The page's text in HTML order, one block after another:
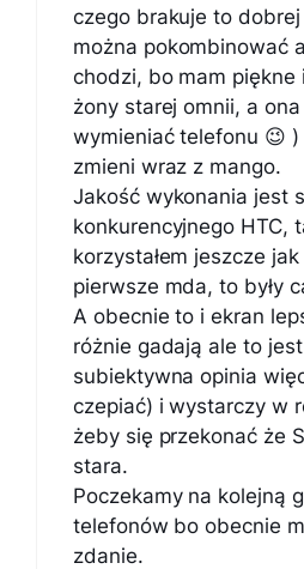
czego brakuje to
można pokombinować
chodzi, bo mam piękne
żony starej omnii, a
wymieniać telefonu 😉 )
zmieni wraz z mango.
Jakość wykonania jest
konkurencyjnego HTC,
korzystałem jeszcze
pierwsze mda, to były
A obecnie to i ekran
różnie gadają ale to
subiektywna opinia
czepiać) i wystarczy w
żeby się przekonać że
stara.
Poczekamy na kolejną
telefonów bo obecnie
zdanie.